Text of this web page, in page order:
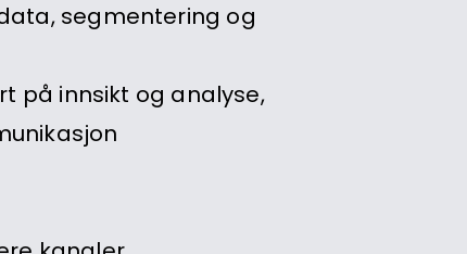
segmentering og
på innsikt og analyse,